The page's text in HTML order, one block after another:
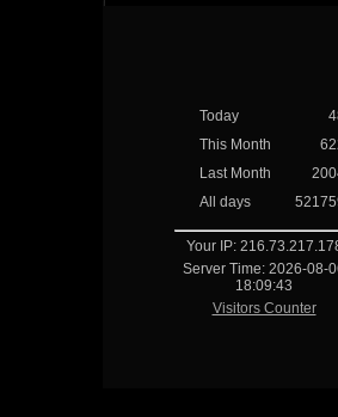
Today
This Month
Last Month
All days
Your IP:
Server Time: 2026-08-
18:09:43
Visitors Counter